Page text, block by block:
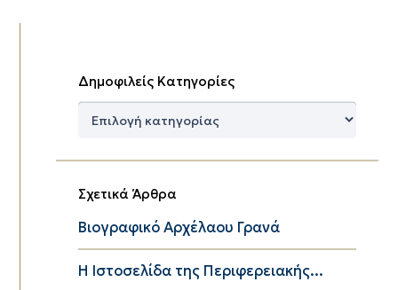
Δημοφιλείς Κατηγορίες
Δημοφιλείς
Σχετικά Άρθρα
Βιογραφικό Αρχέλαου Γρανά
Η Ιστοσελίδα της Περιφερειακής...